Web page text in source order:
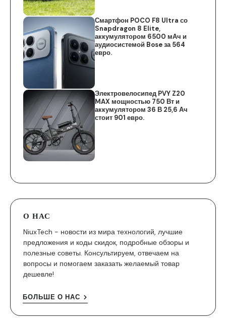
Смартфон POCO F8 Ultra со
Snapdragon 8 Elite,
аккумулятором 6500 мАч и
аудиосистемой Bose за 564
евро.
Электровелосипед PVY Z20
MAX мощностью 750 Вт и
аккумулятором 36 В 25,6 Ач
стоит 901 евро.
О НАС
NiuxTech - новости из мира технологий, лучшие
предложения и коды скидок, подробные обзоры и
полезные советы. Консультируем, отвечаем на
вопросы и помогаем заказать желаемый товар
дешевле!
БОЛЬШЕ О НАС